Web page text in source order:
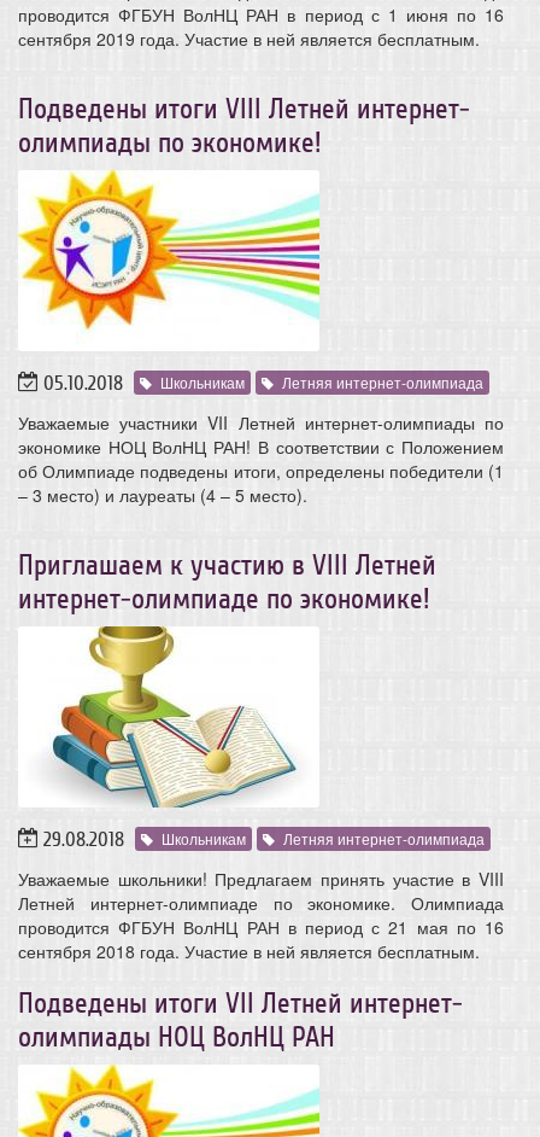
проводится ФГБУН ВолНЦ РАН в период с 1 июня по 16
сентября 2019 года. Участие в ней является бесплатным.
Подведены итоги VIII Летней интернет-
олимпиады по экономике!
05.10.2018 Школьникам Летняя интернет-олимпиада
Уважаемые участники VII Летней интернет-олимпиады по
экономике НОЦ ВолНЦ РАН! В соответствии с Положением
об Олимпиаде подведены итоги, определены победители (1
– 3 место) и лауреаты (4 – 5 место).
Приглашаем к участию в VIII Летней
интернет-олимпиаде по экономике!
29.08.2018 Школьникам Летняя интернет-олимпиада
Уважаемые школьники! Предлагаем принять участие в VIII
Летней интернет-олимпиаде по экономике. Олимпиада
проводится ФГБУН ВолНЦ РАН в период с 21 мая по 16
сентября 2018 года. Участие в ней является бесплатным.
Подведены итоги VII Летней интернет-
олимпиады НОЦ ВолНЦ РАН